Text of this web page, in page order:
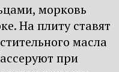
морковь
На плиту ставят
масла
при